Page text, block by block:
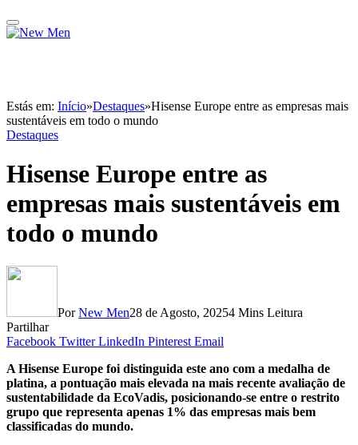
Estás em: Início»Destaques»Hisense Europe entre as empresas mais
sustentáveis em todo o mundo
Destaques
Hisense Europe entre as
empresas mais sustentáveis em
todo o mundo
Por New Men28 de Agosto, 20254 Mins Leitura
Partilhar
Facebook Twitter LinkedIn Pinterest Email
A Hisense Europe foi distinguida este ano com a medalha de
platina, a pontuação mais elevada na mais recente avaliação de
sustentabilidade da EcoVadis, posicionando-se entre o restrito
grupo que representa apenas 1% das empresas mais bem
classificadas do mundo.